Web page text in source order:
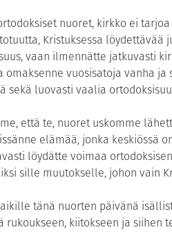
nuoret, kirkko ei
Kristuksessa
vaan ilmennätte jatkuvasti
omaksenne vuosisatoja vanha
sekä luovasti vaalia
että te, nuoret uskomme
elämää, jonka keskiössä
löydätte voimaa
sille muutokselle, johon vain
tänä nuorten päivänä
rukoukseen, kiitokseen ja